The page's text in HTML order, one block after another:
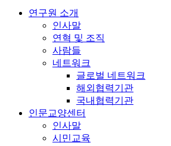
연구원 소개
인사말
연혁 및 조직
사람들
네트워크
글로벌 네트워크
해외협력기관
국내협력기관
인문교양센터
인사말
시민교육